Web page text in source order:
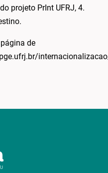
projeto PrInt UFRJ, 4.
de